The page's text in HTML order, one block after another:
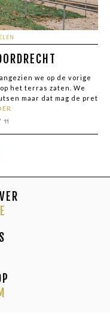
we op de vorige
het terras zaten. We
maar dat mag de pret
11